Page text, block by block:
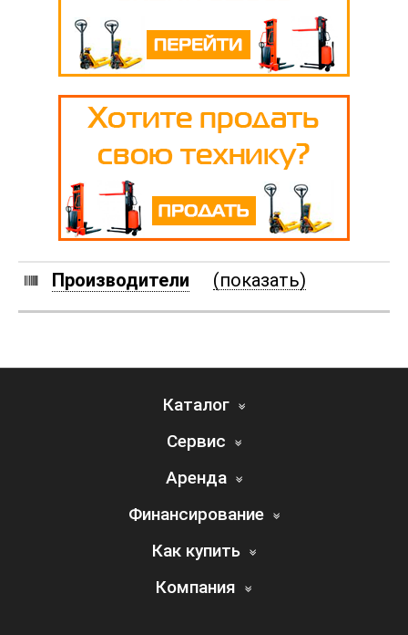
Производители (показать)
Каталог
Сервис
Аренда
Финансирование
Как купить
Компания